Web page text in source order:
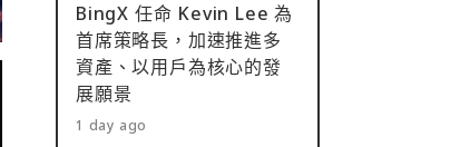
BingX 任命 Kevin Lee 為
首席策略長，加速推進多
資產、以用戶為核心的發
展願景
1 day ago